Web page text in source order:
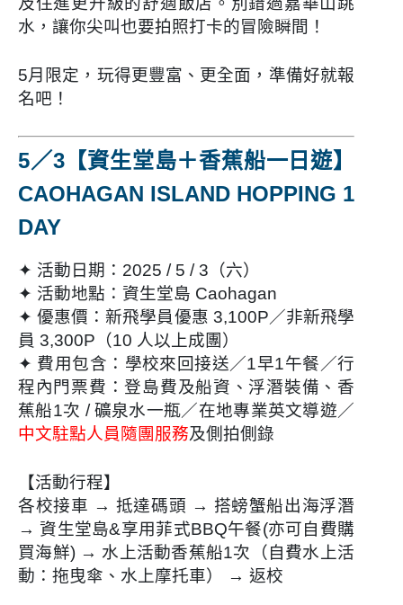
水，讓你尖叫也要拍照打卡的冒險瞬間！
5月限定，玩得更豐富、更全面，準備好就報
名吧！
5／3【資生堂島＋香蕉船一日遊】
CAOHAGAN ISLAND HOPPING 1
DAY
✦ 活動日期：2025 / 5 / 3（六）
✦ 活動地點：資生堂島 Caohagan
✦ 優惠價：新飛學員優惠 3,100P／非新飛學
員 3,300P（10 人以上成團）
✦ 費用包含：學校來回接送／1早1午餐／行
程內門票費：登島費及船資、浮潛裝備、香
蕉船1次 / 礦泉水一瓶／在地專業英文導遊／
中文駐點人員隨團服務及側拍側錄
【活動行程】
各校接車 → 抵達碼頭 → 搭螃蟹船出海浮潛
→ 資生堂島&享用菲式BBQ午餐(亦可自費購
買海鮮) → 水上活動香蕉船1次（ 自費水上活
動：拖曳傘、水上摩托車） → 返校